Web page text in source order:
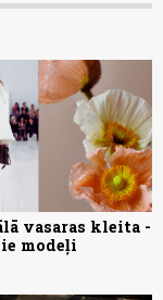
vasaras kleita -
modeļi